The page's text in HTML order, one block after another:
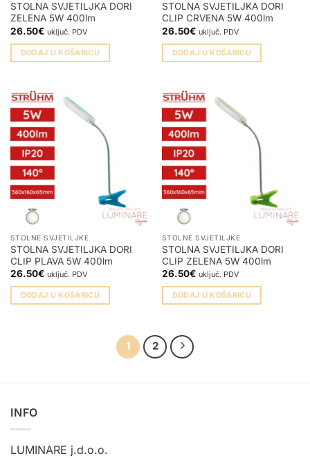
STOLNA SVJETILJKA DORI
ZELENA 5W 400lm
26.50€ uključ. PDV
DODAJ U KOŠARICU
STOLNA SVJETILJKA DORI
CLIP CRVENA 5W 400lm
26.50€ uključ. PDV
DODAJ U KOŠARICU
STOLNE SVJETILJKE
STOLNA SVJETILJKA DORI
CLIP PLAVA 5W 400lm
26.50€ uključ. PDV
DODAJ U KOŠARICU
STOLNE SVJETILJKE
STOLNA SVJETILJKA DORI
CLIP ZELENA 5W 400lm
26.50€ uključ. PDV
DODAJ U KOŠARICU
1 2
INFO
LUMINARE j.d.o.o.